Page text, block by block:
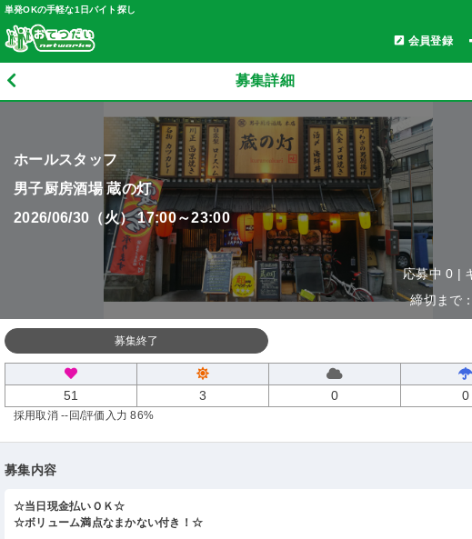
単発OKの手軽な1日バイト探し
会員登録
募集詳細
ホールスタッフ
男子厨房酒場 蔵の灯
2026/06/30（火） 17:00～23:00
応募中 0 |
締切まで
募集終了
51 3 0 0
採用取消 --回/評価入力 86%
募集内容
☆当日現金払いＯＫ☆
☆ボリューム満点なまかない付き！☆